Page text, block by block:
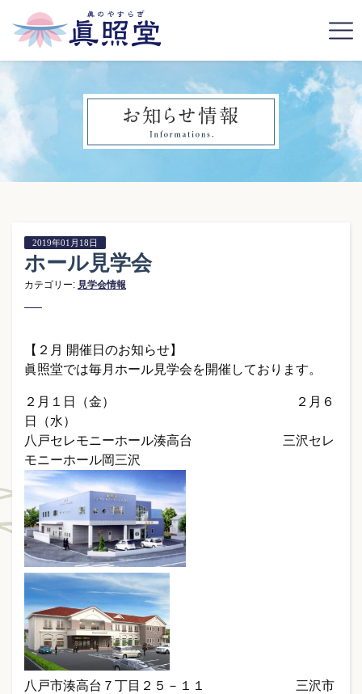
2019年01月18日
ホール見学会
カテゴリー: 見学会情報
【２月 開催日のお知らせ】
眞照堂では毎月ホール見学会を開催しております。
２月１日（金） ２月６
日（水）
八戸セレモニーホール湊高台 三沢セレ
モニーホール岡三沢
八戸市湊高台７丁目２５－１１ 三沢市